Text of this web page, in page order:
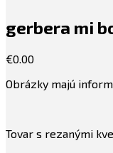
gerbera mi
€0.00
Obrázky majú
Tovar s rezanými